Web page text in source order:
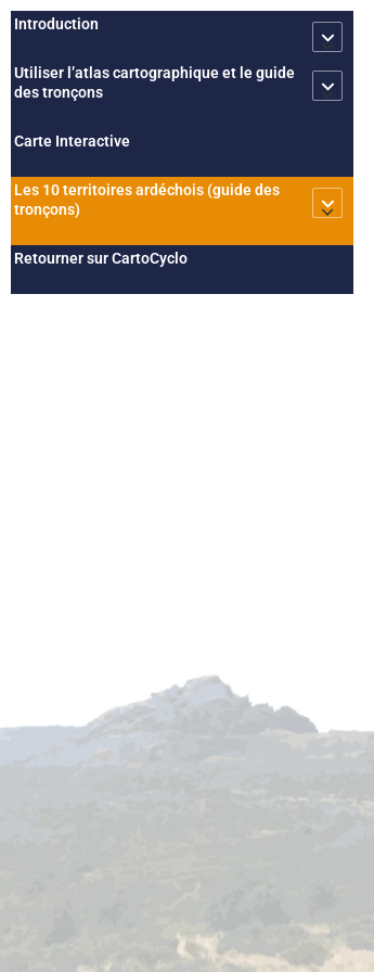
Introduction
Utiliser l’atlas cartographique et le guide
des tronçons
Carte Interactive
Les 10 territoires ardéchois (guide des
tronçons)
Retourner sur CartoCyclo